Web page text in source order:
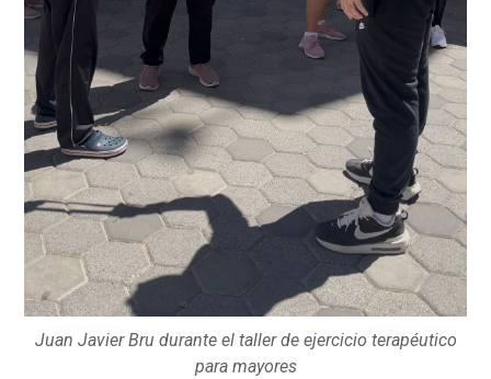
Juan Javier Bru durante el taller de ejercicio terapéutico
para mayores